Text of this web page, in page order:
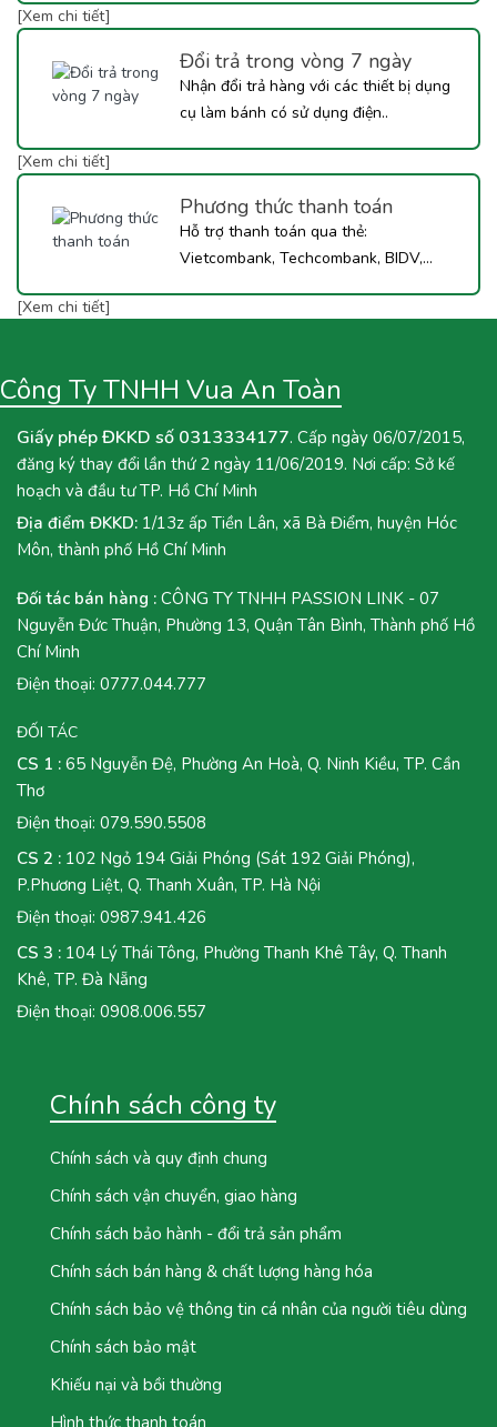
[Xem chi tiết]
Đổi trả trong vòng 7 ngày
Nhận đổi trả hàng với các thiết bị dụng
cụ làm bánh có sử dụng điện..
[Xem chi tiết]
Phương thức thanh toán
Hỗ trợ thanh toán qua thẻ:
Vietcombank, Techcombank, BIDV,...
[Xem chi tiết]
Công Ty TNHH Vua An Toàn
Giấy phép ĐKKD số 0313334177. Cấp ngày 06/07/2015,
đăng ký thay đổi lần thứ 2 ngày 11/06/2019. Nơi cấp: Sở kế
hoạch và đầu tư TP. Hồ Chí Minh
Địa điểm ĐKKD: 1/13z ấp Tiền Lân, xã Bà Điểm, huyện Hóc
Môn, thành phố Hồ Chí Minh
Đối tác bán hàng : CÔNG TY TNHH PASSION LINK - 07
Nguyễn Đức Thuận, Phường 13, Quận Tân Bình, Thành phố Hồ
Chí Minh
Điện thoại: 0777.044.777
ĐỐI TÁC
CS 1 : 65 Nguyễn Đệ, Phường An Hoà, Q. Ninh Kiều, TP. Cần
Thơ
Điện thoại: 079.590.5508
CS 2 : 102 Ngỏ 194 Giải Phóng (Sát 192 Giải Phóng),
P.Phương Liệt, Q. Thanh Xuân, TP. Hà Nội
Điện thoại: 0987.941.426
CS 3 : 104 Lý Thái Tông, Phường Thanh Khê Tây, Q. Thanh
Khê, TP. Đà Nẵng
Điện thoại: 0908.006.557
Chính sách công ty
Chính sách và quy định chung
Chính sách vận chuyển, giao hàng
Chính sách bảo hành - đổi trả sản phẩm
Chính sách bán hàng & chất lượng hàng hóa
Chính sách bảo vệ thông tin cá nhân của người tiêu dùng
Chính sách bảo mật
Khiếu nại và bồi thường